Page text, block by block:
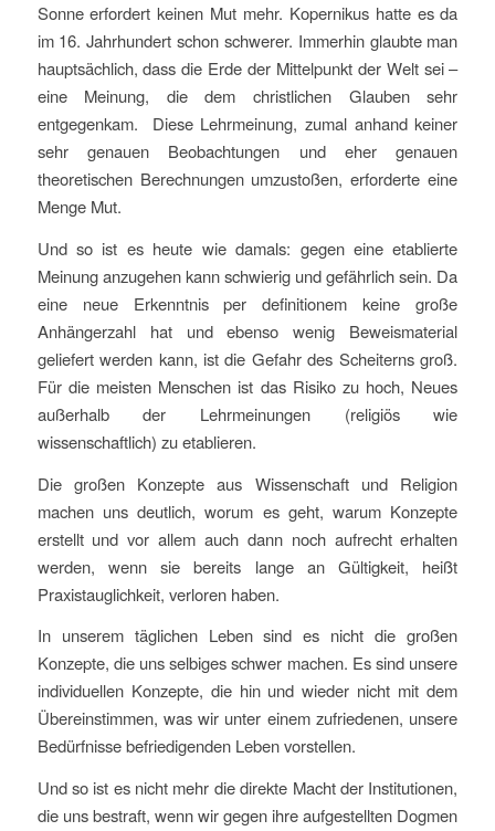
Sonne erfordert keinen Mut mehr. Kopernikus hatte es da
im 16. Jahrhundert schon schwerer. Immerhin glaubte man
hauptsächlich, dass die Erde der Mittelpunkt der Welt sei –
eine Meinung, die dem christlichen Glauben sehr
entgegenkam. Diese Lehrmeinung, zumal anhand keiner
sehr genauen Beobachtungen und eher genauen
theoretischen Berechnungen umzustoßen, erforderte eine
Menge Mut.
Und so ist es heute wie damals: gegen eine etablierte
Meinung anzugehen kann schwierig und gefährlich sein. Da
eine neue Erkenntnis per definitionem keine große
Anhängerzahl hat und ebenso wenig Beweismaterial
geliefert werden kann, ist die Gefahr des Scheiterns groß.
Für die meisten Menschen ist das Risiko zu hoch, Neues
außerhalb der Lehrmeinungen (religiös wie
wissenschaftlich) zu etablieren.
Die großen Konzepte aus Wissenschaft und Religion
machen uns deutlich, worum es geht, warum Konzepte
erstellt und vor allem auch dann noch aufrecht erhalten
werden, wenn sie bereits lange an Gültigkeit, heißt
Praxistauglichkeit, verloren haben.
In unserem täglichen Leben sind es nicht die großen
Konzepte, die uns selbiges schwer machen. Es sind unsere
individuellen Konzepte, die hin und wieder nicht mit dem
Übereinstimmen, was wir unter einem zufriedenen, unsere
Bedürfnisse befriedigenden Leben vorstellen.
Und so ist es nicht mehr die direkte Macht der Institutionen,
die uns bestraft, wenn wir gegen ihre aufgestellten Dogmen